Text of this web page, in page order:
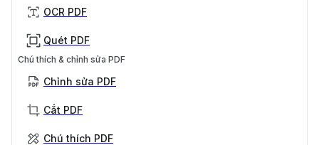
OCR PDF
Quét PDF
Chú thích & chỉnh sửa PDF
Chỉnh sửa PDF
Cắt PDF
Chú thích PDF